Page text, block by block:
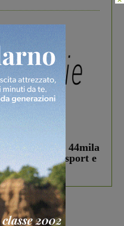
Cities, oltre 44mila
per lo sport e